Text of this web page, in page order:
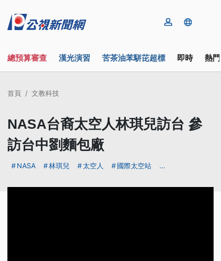
總預算審查 漢光演習 苦茶油苯駢芘超標 即時 熱
首頁 文教科技
NASA台裔太空人林琪兒訪台 參
訪台中劉麵包廠
NASA 林琪兒 太空人 國際太空站 ...